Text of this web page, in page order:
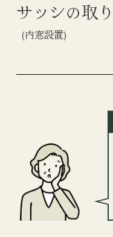
サッシの取
(内窓設置)